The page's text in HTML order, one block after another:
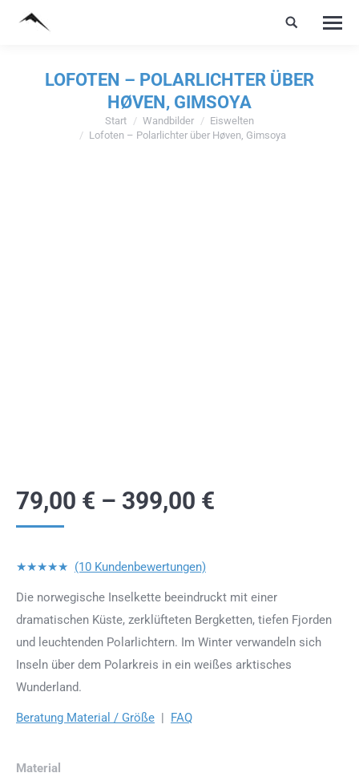
LOFOTEN – POLARLICHTER ÜBER
HØVEN, GIMSOYA
Sie befinden sich hier:
Start Wandbilder
Eiswelten
Lofoten – Polarlichter über Høven, Gimsoya
79,00 € – 399,00 €
★★★★★ (10 Kundenbewertungen)
Die norwegische Inselkette beeindruckt mit einer
dramatischen Küste, zerklüfteten Bergketten, tiefen Fjorden
und leuchtenden Polarlichtern. Im Winter verwandeln sich
Inseln über dem Polarkreis in ein weißes arktisches
Wunderland.
Beratung Material / Größe | FAQ
Material